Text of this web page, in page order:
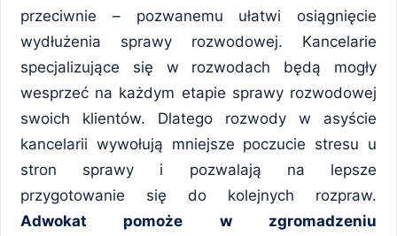
przeciwnie – pozwanemu ułatwi osiągnięcie
wydłużenia sprawy rozwodowej. Kancelarie
specjalizujące się w rozwodach będą mogły
wesprzeć na każdym etapie sprawy rozwodowej
swoich klientów. Dlatego rozwody w asyście
kancelarii wywołują mniejsze poczucie stresu u
stron sprawy i pozwalają na lepsze
przygotowanie się do kolejnych rozpraw.
Adwokat pomoże w zgromadzeniu